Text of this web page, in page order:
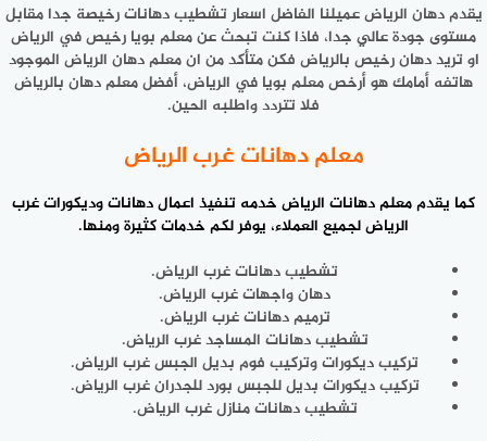
يقدم دهان الرياض عميلنا الفاضل اسعار تشطيب دهانات رخيصة جدا مقابل
مستوى جودة عالي جدا، فاذا كنت تبحث عن معلم بويا رخيص في الرياض
او تريد دهان رخيص بالرياض فكن متأكد من ان معلم دهان الرياض الموجود
هاتفه أمامك هو أرخص معلم بويا في الرياض، أفضل معلم دهان بالرياض
فلا تتردد واطلبه الحين.
معلم دهانات غرب الرياض
كما يقدممعلم دهانات الرياض خدمه تنفيذ اعمال دهانات وديكورات غرب
الرياض لجميع العملاء، يوفر لكم خدمات كثيرة ومنها.
تشطيب دهانات غرب الرياض.
دهان واجهات غرب الرياض.
ترميم دهانات غرب الرياض.
تشطيب دهانات المساجد غرب الرياض.
تركيب ديكورات وتركيب فوم بديل الجبس غرب الرياض.
تركيب ديكورات بديل للجبس بورد للجدران غرب الرياض.
تشطيب دهانات منازل غرب الرياض.